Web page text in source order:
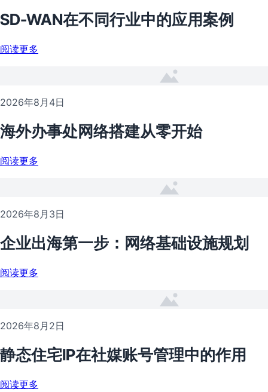
SD-WAN在不同行业中的应用案例
阅读更多
2026年8月4日
海外办事处网络搭建从零开始
阅读更多
2026年8月3日
企业出海第一步：网络基础设施规划
阅读更多
2026年8月2日
静态住宅IP在社媒账号管理中的作用
阅读更多